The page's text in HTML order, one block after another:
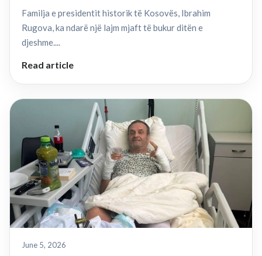
Familja e presidentit historik të Kosovës, Ibrahim
Rugova, ka ndarë një lajm mjaft të bukur ditën e
djeshme....
Read article
June 5, 2026